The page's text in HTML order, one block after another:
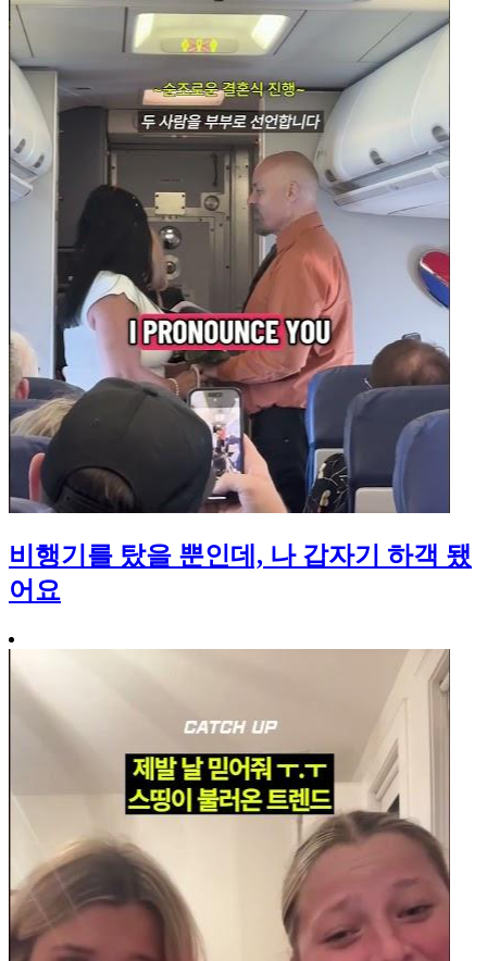
비행기를 탔을 뿐인데, 나 갑자기 하객 됐
어요